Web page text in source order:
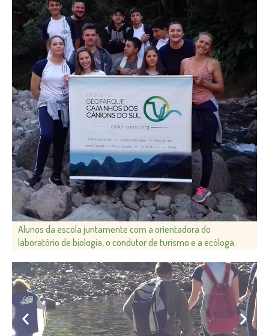
Alunos da escola juntamente com a orientadora do
laboratório de biologia, o condutor de turismo e a ecóloga.